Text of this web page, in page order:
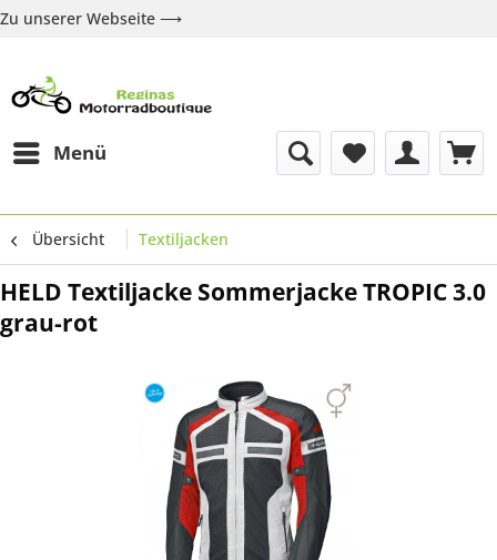
Zu unserer Webseite ⟶
Menü
Übersicht Textiljacken
HELD Textiljacke Sommerjacke TROPIC 3.0
grau-rot